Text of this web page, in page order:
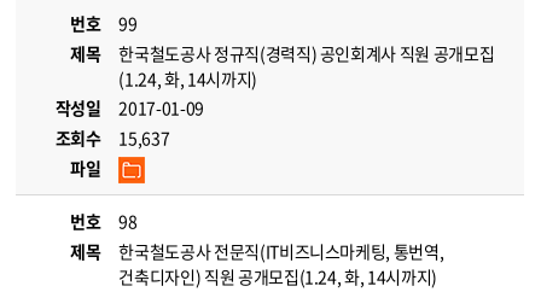
번호
99
제목
한국철도공사 정규직(경력직) 공인회계사 직원 공개모집
(1.24, 화, 14시까지)
작성일
2017-01-09
조회수
15,637
파일
번호
98
제목
한국철도공사 전문직(IT비즈니스마케팅, 통번역,
건축디자인) 직원 공개모집(1.24, 화, 14시까지)